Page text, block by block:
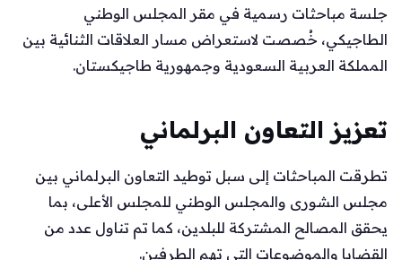
جلسة مباحثات رسمية في مقر المجلس الوطني
الطاجيكي، خُصصت لاستعراض مسار العلاقات الثنائية بين
المملكة العربية السعودية وجمهورية طاجيكستان.
تعزيز التعاون البرلماني
تطرقت المباحثات إلى سبل توطيد التعاون البرلماني بين
مجلس الشورى والمجلس الوطني للمجلس الأعلى، بما
يحقق المصالح المشتركة للبلدين، كما تم تناول عدد من
القضايا والموضوعات التي تهم الطرفين.